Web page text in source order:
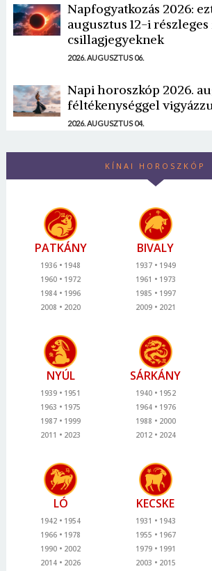
Napfogyatkozás 2026:
augusztus 12-i
csillagjegyeknek
2026. AUGUSZTUS 06.
Napi horoszkóp 2026.
féltékenységgel
2026. AUGUSZTUS 04.
KÍNAI HOROSZKÓP
PATKÁNY
1936
1948
1960
1972
1984
1996
2008
2020
BIVALY
1937
1949
1961
1973
1985
1997
2009
2021
NYÚL
1939
1951
1963
1975
1987
1999
2011
2023
SÁRKÁNY
1940
1952
1964
1976
1988
2000
2012
2024
LÓ
1942
1954
1966
1978
1990
2002
2014
2026
KECSKE
1931
1943
1955
1967
1979
1991
2003
2015